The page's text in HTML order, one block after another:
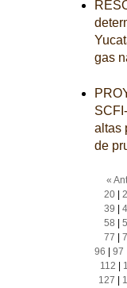
gas
altas
de
«
20|
39
58
77
96
97
112
127